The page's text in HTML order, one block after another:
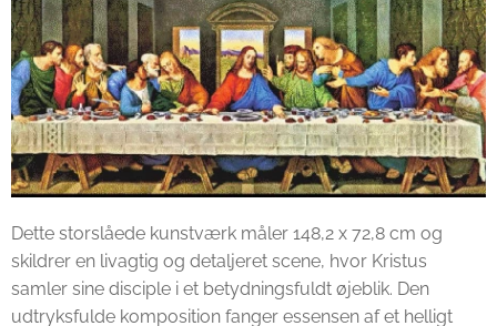
Dette storslåede kunstværk måler 148,2 x 72,8 cm og
skildrer en livagtig og detaljeret scene, hvor Kristus
samler sine disciple i et betydningsfuldt øjeblik. Den
udtryksfulde komposition fanger essensen af et helligt